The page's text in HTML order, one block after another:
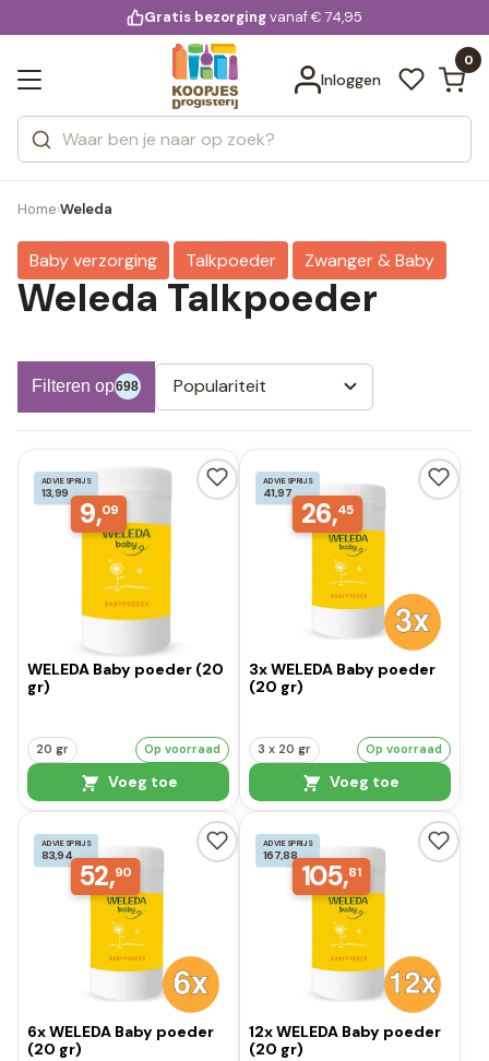
voor 20:00 uur besteld
Gratis bezorgingvanaf € 74,95
Inloggen
0
Zoeken
Categorieën
Merken
Bekijk alle resultaten
Home›Weleda
Baby verzorging Talkpoeder Zwanger & Baby
Weleda Talkpoeder
Filteren op698 Populariteit
ADVIESPRIJS
13,99
9,09
WELEDA Baby poeder (20
gr)
20 gr Op voorraad
Voeg toe
ADVIESPRIJS
41,97
26,45
3x WELEDA Baby poeder
(20 gr)
3 x 20 gr Op voorraad
Voeg toe
ADVIESPRIJS
83,94
52,90
6x WELEDA Baby poeder
(20 gr)
ADVIESPRIJS
167,88
105,81
12x WELEDA Baby poeder
(20 gr)